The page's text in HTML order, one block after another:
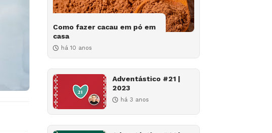
Como fazer cacau em pó em
casa
há 10 anos
Adventástico #21 |
2023
há 3 anos